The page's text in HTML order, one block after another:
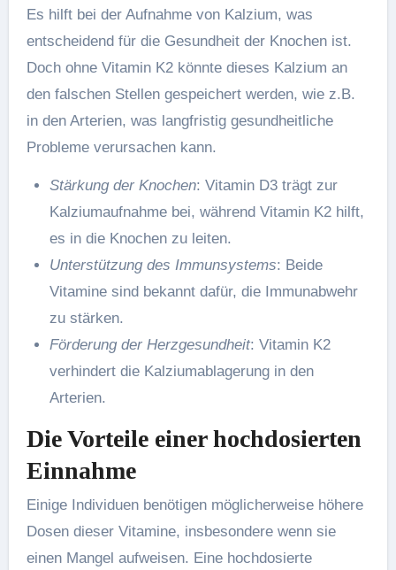
Es hilft bei der Aufnahme von Kalzium, was
entscheidend für die Gesundheit der Knochen ist.
Doch ohne Vitamin K2 könnte dieses Kalzium an
den falschen Stellen gespeichert werden, wie z.B.
in den Arterien, was langfristig gesundheitliche
Probleme verursachen kann.
Stärkung der Knochen: Vitamin D3 trägt zur
Kalziumaufnahme bei, während Vitamin K2 hilft,
es in die Knochen zu leiten.
Unterstützung des Immunsystems: Beide
Vitamine sind bekannt dafür, die Immunabwehr
zu stärken.
Förderung der Herzgesundheit: Vitamin K2
verhindert die Kalziumablagerung in den
Arterien.
Die Vorteile einer hochdosierten
Einnahme
Einige Individuen benötigen möglicherweise höhere
Dosen dieser Vitamine, insbesondere wenn sie
einen Mangel aufweisen. Eine hochdosierte